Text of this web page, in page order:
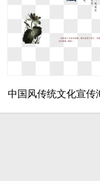
中国风传统文化宣传